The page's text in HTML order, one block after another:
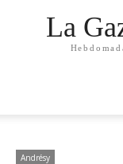
La
Andrésy